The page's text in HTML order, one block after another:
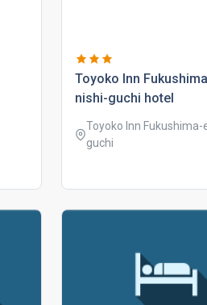
toyoko inn
nishi-guchi hotel
Toyoko Inn Fukushima-
guchi